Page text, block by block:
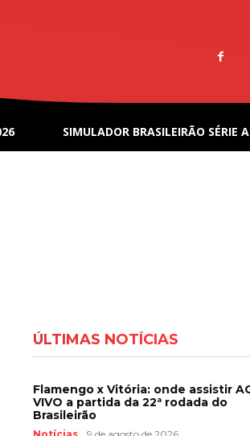
SIMULADOR BRASILEIRÃO SÉRIE A
ÚLTIMAS NOTÍCIAS
Flamengo x Vitória: onde assistir
VIVO a partida da 22ª rodada do
Brasileirão